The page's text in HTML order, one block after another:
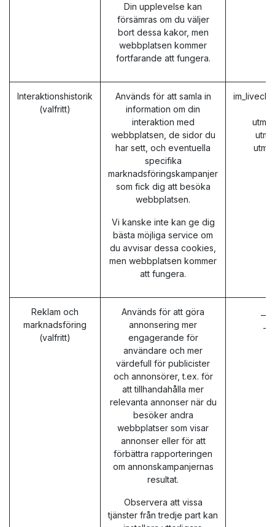
Din upplevelse kan
försämras om du väljer
bort dessa kakor, men
webbplatsen kommer
fortfarande att fungera.
Interaktionshistorik
(valfritt)
Används för att samla in
information om din
interaktion med
webbplatsen, de sidor du
har sett, och eventuella
specifika
marknadsföringskampanjer
som fick dig att besöka
webbplatsen.
Vi kanske inte kan ge dig
bästa möjliga service om
du avvisar dessa cookies,
men webbplatsen kommer
att fungera.
Reklam och
marknadsföring
(valfritt)
Används för att göra
annonsering mer
engagerande för
användare och mer
värdefull för publicister
och annonsörer, t.ex. för
att tillhandahålla mer
relevanta annonser när du
besöker andra
webbplatser som visar
annonser eller för att
förbättra rapporteringen
om annonskampanjernas
resultat.
Observera att vissa
tjänster från tredje part kan